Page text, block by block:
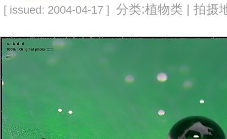
[ issued: 2004-04-17 ] 分类:植物类 | 拍摄